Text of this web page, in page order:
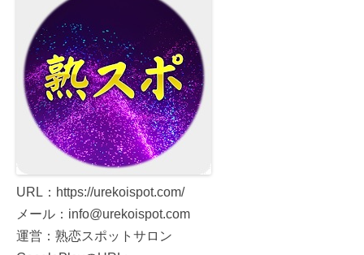
URL：https://urekoispot.com/
メール：info@urekoispot.com
運営：熟恋スポットサロン